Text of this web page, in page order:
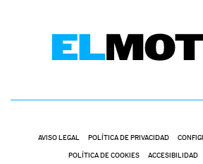
AVISO LEGAL POLÍTICA DE PRIVACIDAD
POLÍTICA DE COOKIES ACCESIBILIDAD